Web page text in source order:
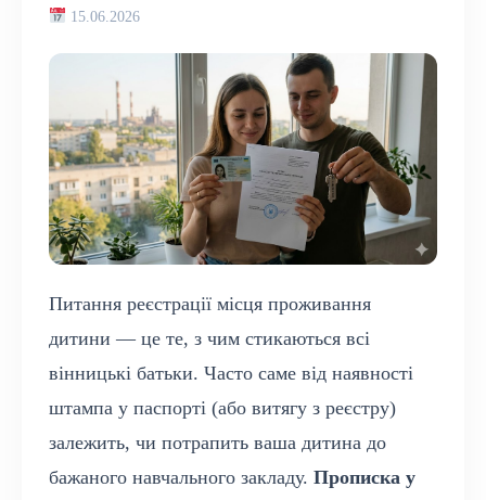
15.06.2026
Питання реєстрації місця проживання
дитини — це те, з чим стикаються всі
вінницькі батьки. Часто саме від наявності
штампа у паспорті (або витягу з реєстру)
залежить, чи потрапить ваша дитина до
бажаного навчального закладу. Прописка у